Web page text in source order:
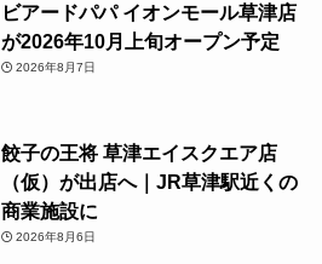
ビアードパパ イオンモール草津店
が2026年10月上旬オープン予定
2026年8月7日
餃子の王将 草津エイスクエア店
（仮）が出店へ｜JR草津駅近くの
商業施設に
2026年8月6日